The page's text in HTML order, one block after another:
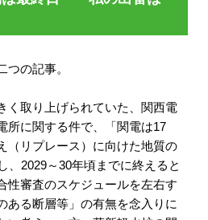
の記事。
く取り上げられていた、関西電
所に関する件で、「関電は17
（リプレース）に向けた地質の
、2029～30年頃までに終えると
性審査のスケジュールを左右す
ある断層等」の有無を念入りに